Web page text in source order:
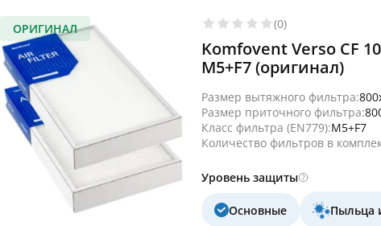
ОРИГИНАЛ (0)
Komfovent Verso CF
M5+F7 (оригинал)
Размер вытяжного фильтра:
Размер приточного фильтра:
Класс фильтра (EN779):M5+F7
Количество фильтров в
Уровень защиты
Основные Пыльца